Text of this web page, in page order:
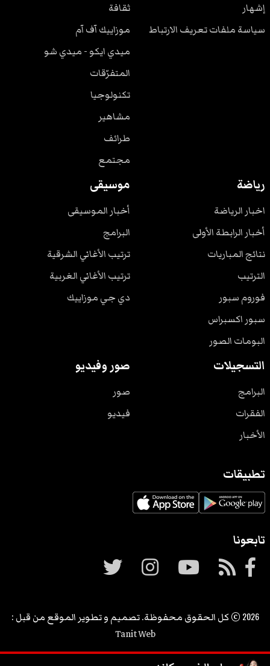
إشهار
سياسة ملفات تعريف الارتباط
ثقافة
موزاييك آف آم
ميدي ايكو - ميدي شو
المتفرّقات
تكنولوجيا
مشاهير
طرائف
مجتمع
رياضة
اخبار الرياضة
أخبار الرابطة الأولى
نتائج المباريات
الترتيب
فوروم سبور
سبور اكسبراس
البومات الصور
موسيقى
أخبار الموسيقى
البرامج
ترتيب الأغاني الشرقية
ترتيب الأغاني الغربية
دي جي موزاييك
التسجيلات
البرامج
الفقرات
الأخبار
صور وفيديو
صور
فيديو
تطبيقات
تابعونا
2026 © كل الحقوق محفوظة. تصميم و تطوير الموقع من قبل :
Tanit Web